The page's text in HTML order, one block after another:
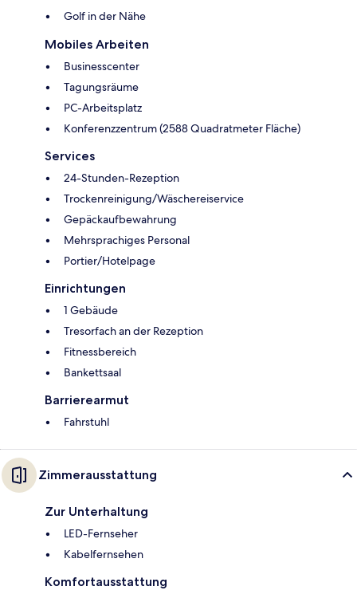
Golf in der Nähe
Mobiles Arbeiten
Businesscenter
Tagungsräume
PC-Arbeitsplatz
Konferenzzentrum (2588 Quadratmeter Fläche)
Services
24-Stunden-Rezeption
Trockenreinigung/Wäschereiservice
Gepäckaufbewahrung
Mehrsprachiges Personal
Portier/Hotelpage
Einrichtungen
1 Gebäude
Tresorfach an der Rezeption
Fitnessbereich
Bankettsaal
Barrierearmut
Fahrstuhl
Zimmerausstattung
Zur Unterhaltung
LED-Fernseher
Kabelfernsehen
Komfortausstattung